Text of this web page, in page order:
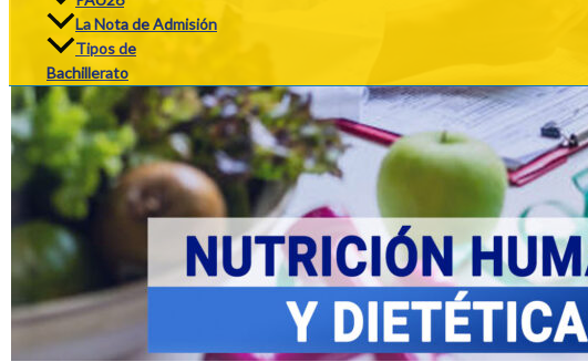
La Nota de Admisión
Tipos de
Bachillerato